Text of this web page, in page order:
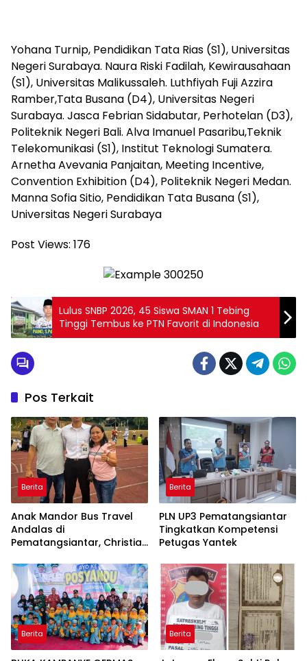
Yohana Turnip, Pendidikan Tata Rias (S1), Universitas
Negeri Surabaya. Naura Riski Fadilah, Kewirausahaan
(S1), Universitas Malikussaleh. Luthfiyah Fuji Azzira
Ramber,Tata Busana (D4), Universitas Negeri
Surabaya. Jasca Febrian Sidabutar, Perhotelan (D3),
Politeknik Negeri Bali. Alva Imanuel Pasaribu,Teknik
Telekomunikasi (S1), Institut Teknologi Sumatera.
Arnetha Avevania Panjaitan, Meeting Incentive,
Convention Exhibition (D4), Politeknik Negeri Medan.
Manna Sofia Sitio, Pendidikan Tata Busana (S1),
Universitas Negeri Surabaya
Post Views: 176
Lulus SNBP 2026, 45 Siswa SMAN 1 Tebing
Tinggi Tembus ke PTN Favorit di Indonesia
Pos Terkait
Berita
Anak Mandor Bus Travel
Andalas di
Pematangsiantar, Christian
AD 2026
Berita
PLN UP3 Pematangsiantar
Tingkatkan Kompetensi
Petugas Yantek
Berita Berita